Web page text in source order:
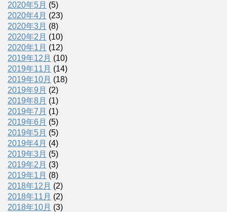
2020年5月 (5)
2020年4月 (23)
2020年3月 (8)
2020年2月 (10)
2020年1月 (12)
2019年12月 (10)
2019年11月 (14)
2019年10月 (18)
2019年9月 (2)
2019年8月 (1)
2019年7月 (1)
2019年6月 (5)
2019年5月 (5)
2019年4月 (4)
2019年3月 (5)
2019年2月 (3)
2019年1月 (8)
2018年12月 (2)
2018年11月 (2)
2018年10月 (3)